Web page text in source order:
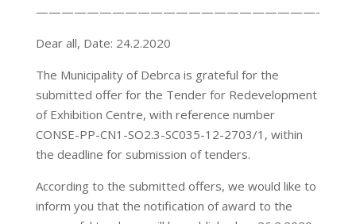
——————————————————————-
Dear all, Date: 24.2.2020
The Municipality of Debrca is grateful for the
submitted offer for the Tender for Redevelopment
of Exhibition Centre, with reference number
CONSE-PP-CN1-SO2.3-SC035-12-2703/1, within
the deadline for submission of tenders.
According to the submitted offers, we would like to
inform you that the notification of award to the